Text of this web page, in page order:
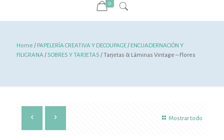
0
Home / PAPELERÍA CREATIVA Y DECOUPAGE/ ENCUADERNACIÓN Y
FILIGRANA / SOBRES Y TARJETAS / Tarjetas & Láminas Vintage – Flores
Mostrar todo